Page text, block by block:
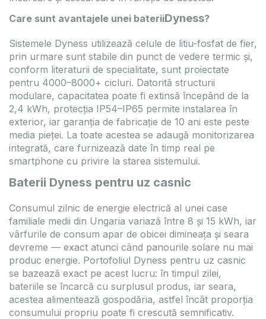
Care sunt avantajele unei bateriiDyness?
Sistemele Dyness utilizează celule de litiu-fosfat de fier,
prin urmare sunt stabile din punct de vedere termic și,
conform literaturii de specialitate, sunt proiectate
pentru 4000–8000+ cicluri. Datorită structurii
modulare, capacitatea poate fi extinsă începând de la
2,4 kWh, protecția IP54–IP65 permite instalarea în
exterior, iar garanția de fabricație de 10 ani este peste
media pieței. La toate acestea se adaugă monitorizarea
integrată, care furnizează date în timp real pe
smartphone cu privire la starea sistemului.
Baterii Dyness pentru uz casnic
Consumul zilnic de energie electrică al unei case
familiale medii din Ungaria variază între 8 și 15 kWh, iar
vârfurile de consum apar de obicei dimineața și seara
devreme — exact atunci când panourile solare nu mai
produc energie. Portofoliul Dyness pentru uz casnic
se bazează exact pe acest lucru: în timpul zilei,
bateriile se încarcă cu surplusul produs, iar seara,
acestea alimentează gospodăria, astfel încât proporția
consumului propriu poate fi crescută semnificativ.